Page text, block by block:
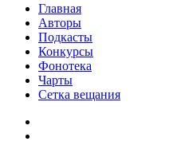
Главная
Авторы
Подкасты
Конкурсы
Фонотека
Чарты
Сетка вещания